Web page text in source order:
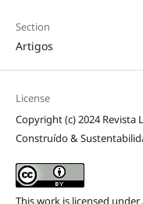
Section
Artigos
License
Copyright (c) 2024 Revista
Construído &
This work is licensed under